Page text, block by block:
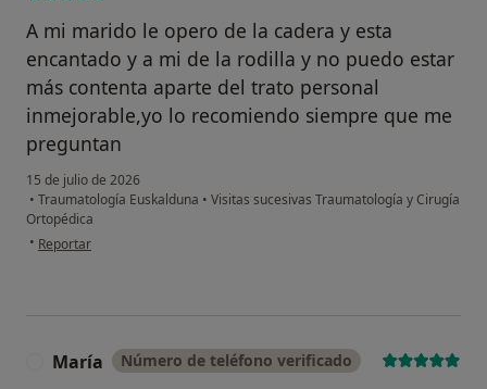
A mi marido le opero de la cadera y esta
encantado y a mi de la rodilla y no puedo estar
más contenta aparte del trato personal
inmejorable,yo lo recomiendo siempre que me
preguntan
15 de julio de 2026
• Traumatología Euskalduna • Visitas sucesivas Traumatología y Cirugía
Ortopédica
• en opinión del usuario Jacqueline
Reportar
María Número de teléfono verificado